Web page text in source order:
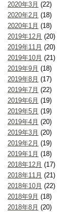
2020年3月 (22)
2020年2月 (18)
2020年1月 (18)
2019年12月 (20)
2019年11月 (20)
2019年10月 (21)
2019年9月 (18)
2019年8月 (17)
2019年7月 (22)
2019年6月 (19)
2019年5月 (19)
2019年4月 (20)
2019年3月 (20)
2019年2月 (19)
2019年1月 (18)
2018年12月 (17)
2018年11月 (21)
2018年10月 (22)
2018年9月 (18)
2018年8月 (20)